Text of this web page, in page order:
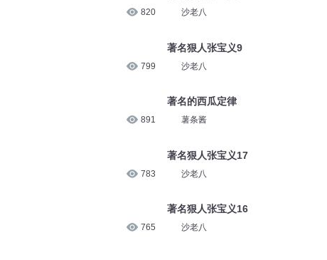
820
799
891
783
765
沙老八
著名狠人张宝义9
沙老八
著名的西瓜定律
薯条酱
著名狠人张宝义17
沙老八
著名狠人张宝义16
沙老八